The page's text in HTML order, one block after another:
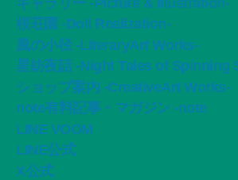
桜荘園 -Doll Realization-
風の小径 -LiteraryArt Works-
星紡夜話 -Night Tales of Spinning
ショップ案内 -CreativeArt Works-
note有料記事・マガジン -note
LINE VOOM
LINE公式
X公式